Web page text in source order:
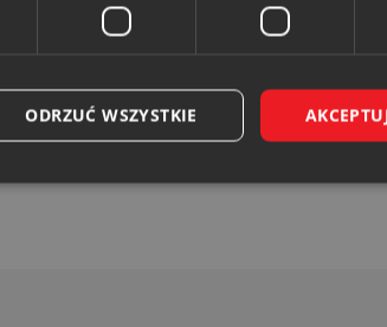
ENERGIA ZCP sp. z o.o. za
2007 r. w sprawie szczegółowych
sp. z o.o. w 2023r.
ODRZUĆ WSZYSTKIE